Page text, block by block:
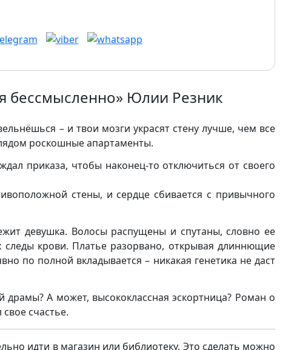
бессмысленно» Юлии Резник
– и твои мозги украсят стену лучше, чем все
роскошные апартаменты.
приказа, чтобы наконец-то отключиться от своего
стены, и сердце сбивается с привычного
девушка. Волосы распущены и спутаны, словно ее
следы крови. Платье разорвано, открывая длиннющие
по полной вкладывается – никакая генетика не даст
драмы? А может, высококлассная эскортница? Роман о
счастье.
идти в магазин или библиотеку. Это сделать можно